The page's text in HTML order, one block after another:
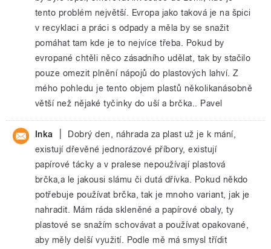
tento problém největší. Evropa jako taková je na špici
v recyklaci a práci s odpady a měla by se snažit
pomáhat tam kde je to nejvíce třeba. Pokud by
evropané chtěli něco zásadního udělat, tak by stačilo
pouze omezit plnění nápojů do plastových lahví. Z
mého pohledu je tento objem plastů několikanásobně
větší než nějaké tyčinky do uší a brčka.. Pavel
Inka
Dobrý den, náhrada za plast už je k mání,
existují dřevěné jednorázové příbory, existují
papírové tácky a v pralese nepoužívají plastová
brčka,a le jakousi slámu či dutá dřívka. Pokud někdo
potřebuje používat brčka, tak je mnoho variant, jak je
nahradit. Mám ráda skleněné a papírové obaly, ty
plastové se snažím schovávat a používat opakované,
aby měly delší využití. Podle mě má smysl třídit